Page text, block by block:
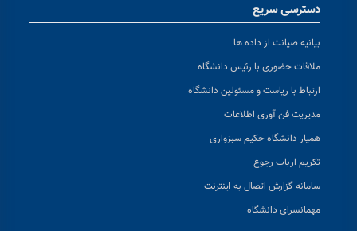
دسترسی سریع
بیانیه صیانت از داده ها
ملاقات حضوری با رئیس دانشگاه
ارتباط با ریاست و مسئولین دانشگاه
مدیریت فن آوری اطلاعات
همیار دانشگاه حکیم سبزواری
تکریم ارباب رجوع
سامانه گزارش اتصال به اینترنت
مهمانسرای دانشگاه